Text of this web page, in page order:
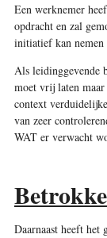
Een werknemer
opdracht en zal
initiatief kan nemen
Als leidinggevende
moet vrij laten
context
van zeer
WAT er verwacht
Daarnaast heeft het